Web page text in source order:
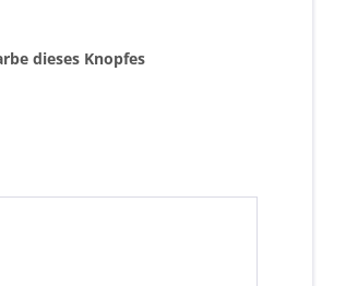
dieses Knopfes